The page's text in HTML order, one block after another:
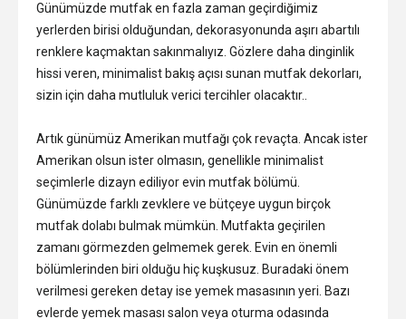
Günümüzde mutfak en fazla zaman geçirdiğimiz
yerlerden birisi olduğundan, dekorasyonunda aşırı abartılı
renklere kaçmaktan sakınmalıyız. Gözlere daha dinginlik
hissi veren, minimalist bakış açısı sunan mutfak dekorları,
sizin için daha mutluluk verici tercihler olacaktır..
Artık günümüz Amerikan mutfağı çok revaçta. Ancak ister
Amerikan olsun ister olmasın, genellikle minimalist
seçimlerle dizayn ediliyor evin mutfak bölümü.
Günümüzde farklı zevklere ve bütçeye uygun birçok
mutfak dolabı bulmak mümkün. Mutfakta geçirilen
zamanı görmezden gelmemek gerek. Evin en önemli
bölümlerinden biri olduğu hiç kuşkusuz. Buradaki önem
verilmesi gereken detay ise yemek masasının yeri. Bazı
evlerde yemek masası salon veya oturma odasında